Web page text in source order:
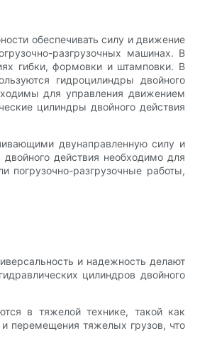
обеспечивать силу и движение
разгрузочных машинах. В
гибки, формовки и штамповки. В
гидроцилиндры двойного
для управления движением
цилиндры двойного действия
двунаправленную силу и
действия необходимо для
погрузочно-разгрузочные работы,
и надежность делают
цилиндров двойного
в тяжелой технике, такой как
перемещения тяжелых грузов, что